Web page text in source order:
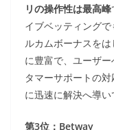
リの操作性は最高峰
イブベッティング
ルカムボーナスを
に豊富で、ユーザ
タマーサポートの
に迅速に解決へ導い
第3位：Betway